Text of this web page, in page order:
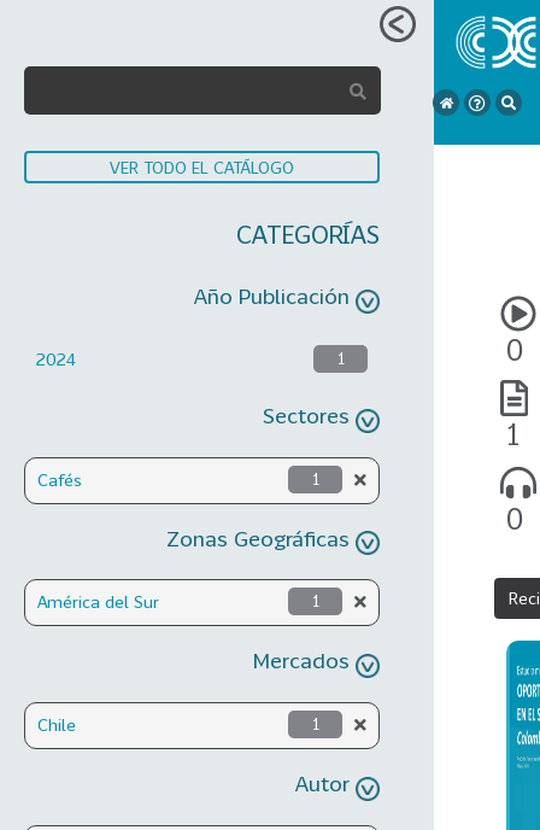
VER TODO EL CATÁLOGO
CATEGORÍAS
Año Publicación
2024 1
Sectores
Cafés 1
Zonas Geográficas
América del Sur 1
Mercados
Chile 1
Autor
0
1
0